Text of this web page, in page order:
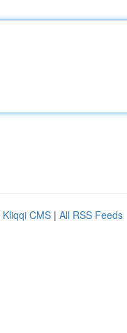
Kliqqi CMS | All RSS Feeds